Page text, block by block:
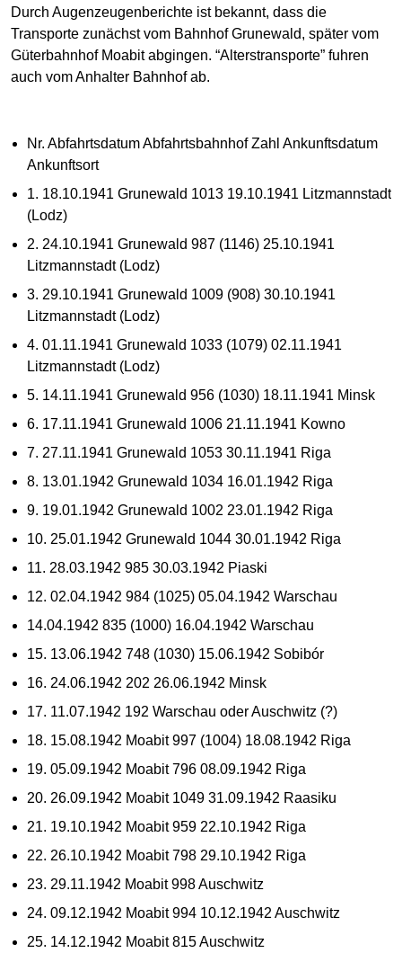
Durch Augenzeugenberichte ist bekannt, dass die
Transporte zunächst vom Bahnhof Grunewald, später vom
Güterbahnhof Moabit abgingen. “Alterstransporte” fuhren
auch vom Anhalter Bahnhof ab.
Nr. Abfahrtsdatum Abfahrtsbahnhof Zahl Ankunftsdatum
Ankunftsort
1. 18.10.1941 Grunewald 1013 19.10.1941 Litzmannstadt
(Lodz)
2. 24.10.1941 Grunewald 987 (1146) 25.10.1941
Litzmannstadt (Lodz)
3. 29.10.1941 Grunewald 1009 (908) 30.10.1941
Litzmannstadt (Lodz)
4. 01.11.1941 Grunewald 1033 (1079) 02.11.1941
Litzmannstadt (Lodz)
5. 14.11.1941 Grunewald 956 (1030) 18.11.1941 Minsk
6. 17.11.1941 Grunewald 1006 21.11.1941 Kowno
7. 27.11.1941 Grunewald 1053 30.11.1941 Riga
8. 13.01.1942 Grunewald 1034 16.01.1942 Riga
9. 19.01.1942 Grunewald 1002 23.01.1942 Riga
10. 25.01.1942 Grunewald 1044 30.01.1942 Riga
11. 28.03.1942 985 30.03.1942 Piaski
12. 02.04.1942 984 (1025) 05.04.1942 Warschau
14.04.1942 835 (1000) 16.04.1942 Warschau
15. 13.06.1942 748 (1030) 15.06.1942 Sobibór
16. 24.06.1942 202 26.06.1942 Minsk
17. 11.07.1942 192 Warschau oder Auschwitz (?)
18. 15.08.1942 Moabit 997 (1004) 18.08.1942 Riga
19. 05.09.1942 Moabit 796 08.09.1942 Riga
20. 26.09.1942 Moabit 1049 31.09.1942 Raasiku
21. 19.10.1942 Moabit 959 22.10.1942 Riga
22. 26.10.1942 Moabit 798 29.10.1942 Riga
23. 29.11.1942 Moabit 998 Auschwitz
24. 09.12.1942 Moabit 994 10.12.1942 Auschwitz
25. 14.12.1942 Moabit 815 Auschwitz